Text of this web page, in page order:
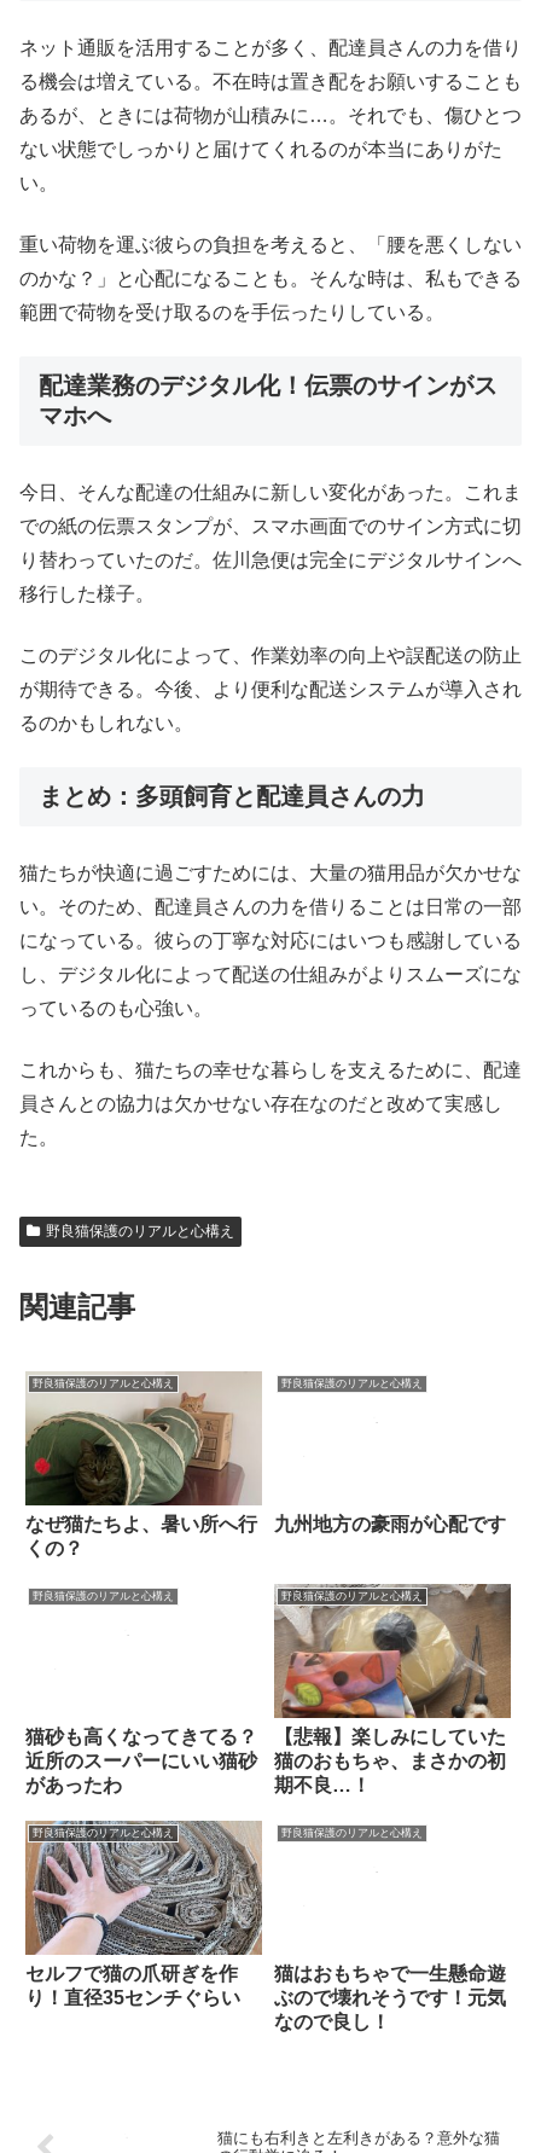
ネット通販を活用することが多く、配達員さんの力を借り
る機会は増えている。不在時は置き配をお願いすることも
あるが、ときには荷物が山積みに…。それでも、傷ひとつ
ない状態でしっかりと届けてくれるのが本当にありがた
い。
重い荷物を運ぶ彼らの負担を考えると、「腰を悪くしない
のかな？」と心配になることも。そんな時は、私もできる
範囲で荷物を受け取るのを手伝ったりしている。
配達業務のデジタル化！伝票のサインがス
マホへ
今日、そんな配達の仕組みに新しい変化があった。これま
での紙の伝票スタンプが、スマホ画面でのサイン方式に切
り替わっていたのだ。佐川急便は完全にデジタルサインへ
移行した様子。
このデジタル化によって、作業効率の向上や誤配送の防止
が期待できる。今後、より便利な配送システムが導入され
るのかもしれない。
まとめ：多頭飼育と配達員さんの力
猫たちが快適に過ごすためには、大量の猫用品が欠かせな
い。そのため、配達員さんの力を借りることは日常の一部
になっている。彼らの丁寧な対応にはいつも感謝している
し、デジタル化によって配送の仕組みがよりスムーズにな
っているのも心強い。
これからも、猫たちの幸せな暮らしを支えるために、配達
員さんとの協力は欠かせない存在なのだと改めて実感し
た。
野良猫保護のリアルと心構え
関連記事
野良猫保護のリアルと心構え
なぜ猫たちよ、暑い所へ行
くの？
野良猫保護のリアルと心構え
九州地方の豪雨が心配です
野良猫保護のリアルと心構え
猫砂も高くなってきてる？
近所のスーパーにいい猫砂
があったわ
野良猫保護のリアルと心構え
【悲報】楽しみにしていた
猫のおもちゃ、まさかの初
期不良…！
野良猫保護のリアルと心構え
セルフで猫の爪研ぎを作
り！直径35センチぐらい
野良猫保護のリアルと心構え
猫はおもちゃで一生懸命遊
ぶので壊れそうです！元気
なので良し！
猫にも右利きと左利きがある？意外な猫